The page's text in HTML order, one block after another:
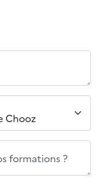
formations ?